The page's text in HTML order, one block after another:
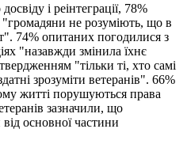
і реінтеграції, 78%
"громадяни не розуміють, що в
74% опитаних погодилися з
"назавжди змінила їхнє
"тільки ті, хто самі
зрозуміти ветеранів". 66%
житті порушуються права
зазначили, що
основної частини